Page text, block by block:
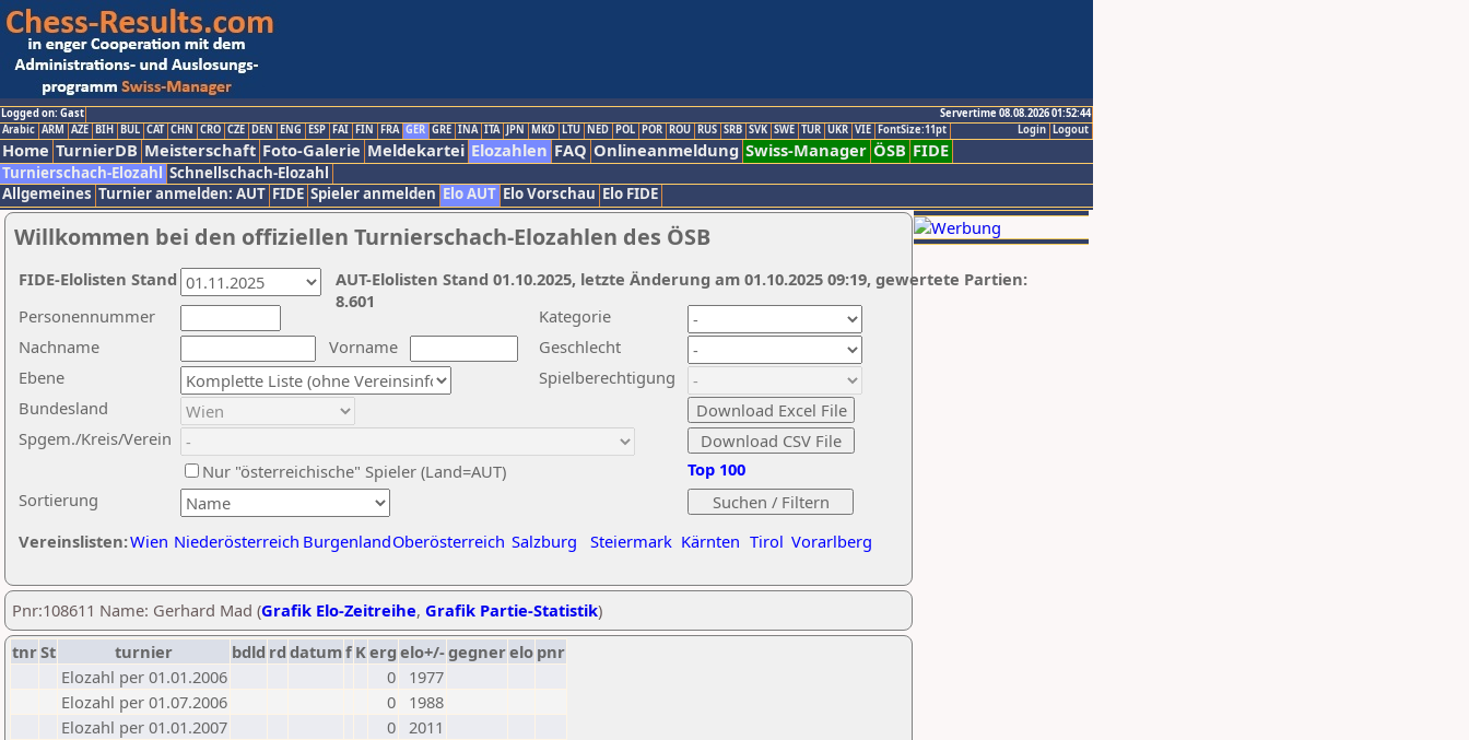
Logged on: Gast
Servertime 08.08.2026 01:52:44
Logout
Login
Arabic ARM AZE BIH BUL CAT CHN CRO CZE DEN ENG ESP FAI FIN FRA GER GRE INA ITA JPN MKD LTU NED POL POR ROU RUS SRB SVK SWE TUR UKR VIE FontSize:11pt
Home TurnierDB Meisterschaft Foto-Galerie Meldekartei Elozahlen FAQ Onlineanmeldung Swiss-Manager ÖSB FIDE
Turnierschach-Elozahl Schnellschach-Elozahl
Allgemeines Turnier anmelden: AUT FIDE Spieler anmelden Elo AUT Elo Vorschau Elo FIDE
Willkommen bei den offiziellen Turnierschach-Elozahlen des ÖSB
Nachname
Vorname
Ebene
Kategorie
Sortierung
Personennummer
Bundesland
Spgem./Kreis/Verein
Geschlecht
Nur "österreichische" Spieler (Land=AUT)
Spielberechtigung
Vereinslisten:Wien Niederösterreich BurgenlandOberösterreich Salzburg Steiermark Kärnten Tirol Vorarlberg
Top 100
AUT-Elolisten Stand 01.10.2025, letzte Änderung am 01.10.2025 09:19, gewertete Partien:
8.601
FIDE-Elolisten Stand
Pnr:108611 Name: Gerhard Mad (Grafik Elo-Zeitreihe, Grafik Partie-Statistik)
tnrSt turnier bdld rd datumf Kerg elo+/-gegnerelo pnr
Elozahl per 01.01.2006
0
1977
Elozahl per 01.07.2006
0
1988
Elozahl per 01.01.2007
0 2011